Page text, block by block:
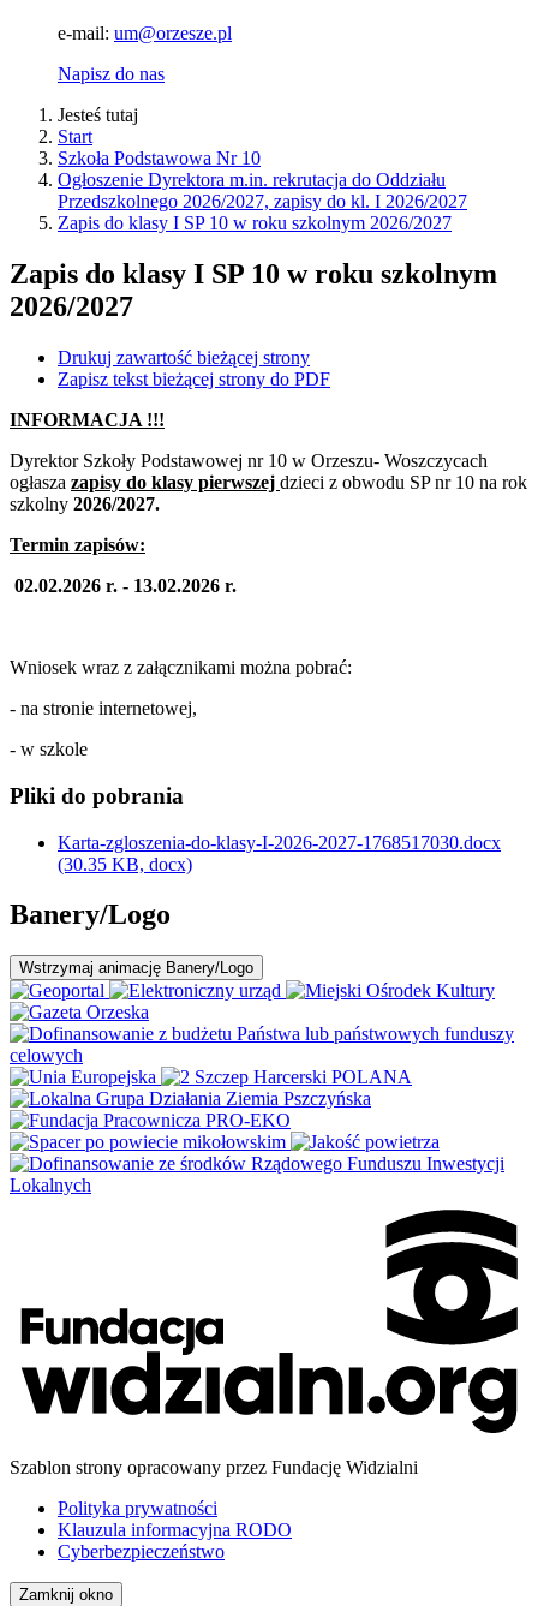
e-mail: um@orzesze.pl
Napisz do nas
Jesteś tutaj
Start
Szkoła Podstawowa Nr 10
Ogłoszenie Dyrektora m.in. rekrutacja do Oddziału
Przedszkolnego 2026/2027, zapisy do kl. I 2026/2027
Zapis do klasy I SP 10 w roku szkolnym 2026/2027
Zapis do klasy I SP 10 w roku szkolnym
2026/2027
Drukuj zawartość bieżącej strony
Zapisz tekst bieżącej strony do PDF
INFORMACJA !!!
Dyrektor Szkoły Podstawowej nr 10 w Orzeszu- Woszczycach
ogłasza zapisy do klasy pierwszej dzieci z obwodu SP nr 10 na rok
szkolny 2026/2027.
Termin zapisów:
02.02.2026 r. - 13.02.2026 r.
Wniosek wraz z załącznikami można pobrać:
- na stronie internetowej,
- w szkole
Pliki do pobrania
Karta-zgloszenia-do-klasy-I-2026-2027-1768517030.docx
(30.35 KB, docx)
Banery/Logo
Wstrzymaj animację Banery/Logo
Szablon strony opracowany przez Fundację Widzialni
Polityka prywatności
Klauzula informacyjna RODO
Cyberbezpieczeństwo
Zamknij okno